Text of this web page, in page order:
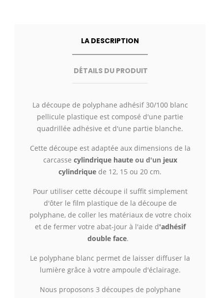
LA DESCRIPTION
DÉTAILS DU PRODUIT
La découpe de polyphane adhésif 30/100 blanc
pellicule plastique est composé d'une partie
quadrillée adhésive et d'une partie blanche.
Cette découpe est adaptée aux dimensions de la
carcasse cylindrique hauteou d'un jeux
cylindrique de 12, 15 ou 20 cm.
Pour utiliser cette découpe il suffit simplement
d'ôter le film plastique de la découpe de
polyphane, de coller les matériaux de votre choix
et de fermer votre abat-jour à l'aide d'adhésif
double face.
Le polyphane blanc permet de laisser diffuser la
lumière grâce à votre ampoule d'éclairage.
Nous proposons 3 découpes de polyphane